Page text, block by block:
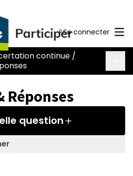
Se connecter
continue /
Réponses
question